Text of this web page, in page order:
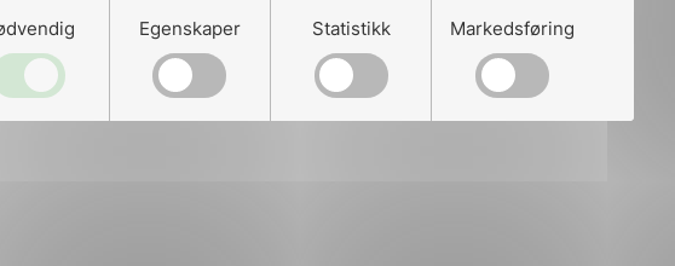
Egenskaper Statistikk Markedsføring